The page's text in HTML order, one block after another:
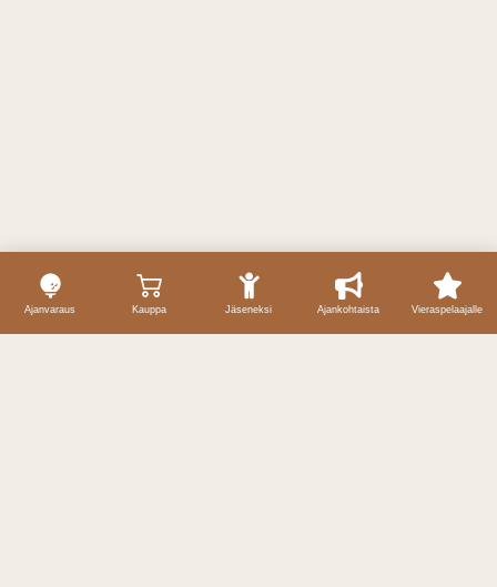
Ajanvaraus Kauppa Jäseneksi Ajankohtaista Vieraspelaajalle